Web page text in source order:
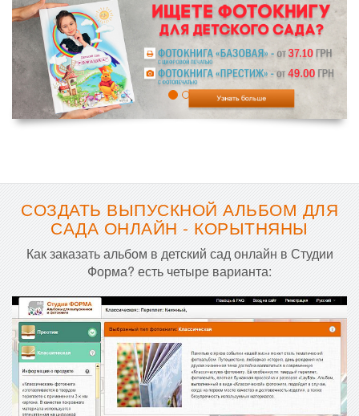
СОЗДАТЬ ВЫПУСКНОЙ АЛЬБОМ ДЛЯ
САДА ОНЛАЙН - КОРЫТНЯНЫ
Как заказать альбом в детский сад онлайн в Студии
Форма? есть четыре варианта: